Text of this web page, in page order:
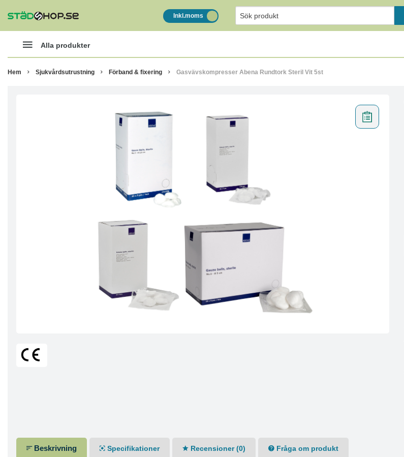
Inkl.moms
Alla produkter
Hem Sjukvårdsutrustning Förband & fixering Gasvävskompresser Abena Rundtork Steril Vit 5st
Beskrivning Specifikationer Recensioner (0) Fråga om produkt